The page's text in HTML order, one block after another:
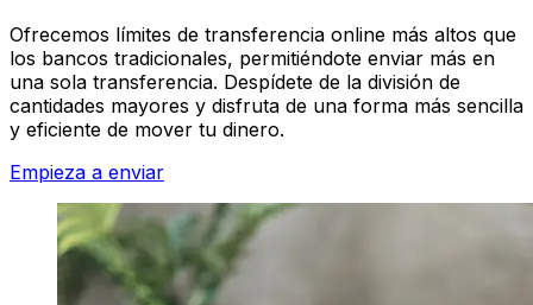
Ofrecemos límites de transferencia online más altos que
los bancos tradicionales, permitiéndote enviar más en
una sola transferencia. Despídete de la división de
cantidades mayores y disfruta de una forma más sencilla
y eficiente de mover tu dinero.
Empieza a enviar